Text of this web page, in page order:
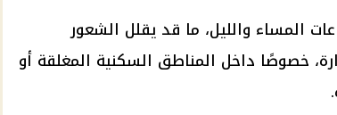
المساء والليل، ما قد يقلل الشعور
خصوصًا داخل المناطق السكنية المغلقة أو